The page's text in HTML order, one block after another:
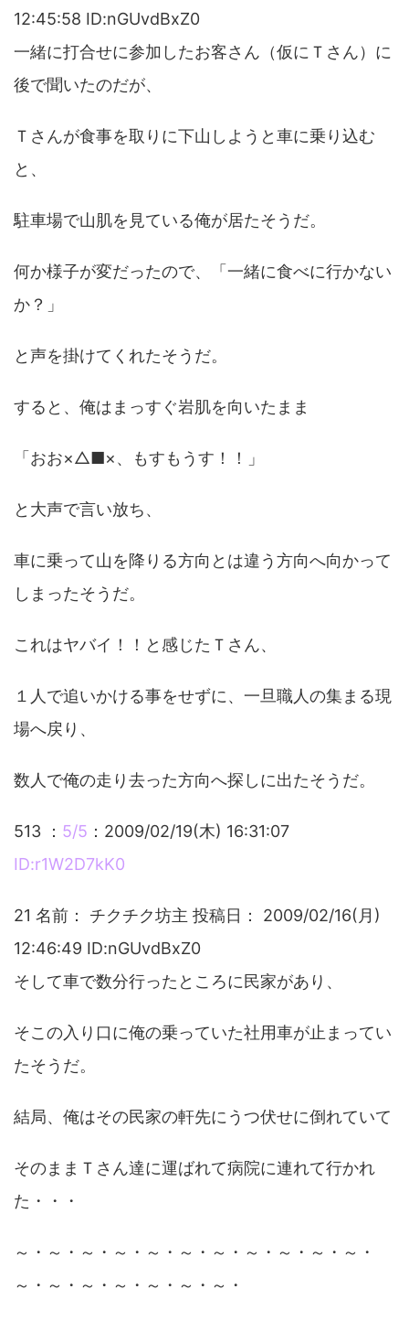
12:45:58 ID:nGUvdBxZ0
一緒に打合せに参加したお客さん（仮にＴさん）に
後で聞いたのだが、
Ｔさんが食事を取りに下山しようと車に乗り込む
と、
駐車場で山肌を見ている俺が居たそうだ。
何か様子が変だったので、「一緒に食べに行かない
か？」
と声を掛けてくれたそうだ。
すると、俺はまっすぐ岩肌を向いたまま
「おお×△■×、もすもうす！！」
と大声で言い放ち、
車に乗って山を降りる方向とは違う方向へ向かって
しまったそうだ。
これはヤバイ！！と感じたＴさん、
１人で追いかける事をせずに、一旦職人の集まる現
場へ戻り、
数人で俺の走り去った方向へ探しに出たそうだ。
513 ： 5/5 ：2009/02/19(木) 16:31:07
ID:r1W2D7kK0
21 名前： チクチク坊主 投稿日： 2009/02/16(月)
12:46:49 ID:nGUvdBxZ0
そして車で数分行ったところに民家があり、
そこの入り口に俺の乗っていた社用車が止まってい
たそうだ。
結局、俺はその民家の軒先にうつ伏せに倒れていて
そのままＴさん達に運ばれて病院に連れて行かれ
た・・・
～・～・～・～・～・～・～・～・～・～・～・
～・～・～・～・～・～・～・